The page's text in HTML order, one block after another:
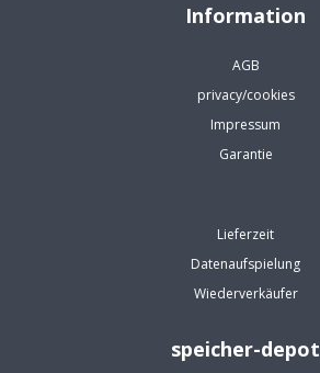
Information
AGB
privacy/cookies
Impressum
Garantie
Lieferzeit
Datenaufspielung
Wiederverkäufer
speicher-depot